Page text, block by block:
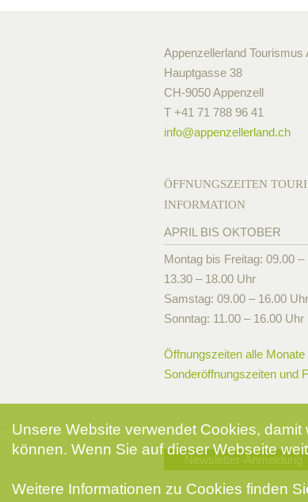
Appenzellerland Tourismus
Hauptgasse 38
CH-9050 Appenzell
T +41 71 788 96 41
info@appenzellerland.ch
ÖFFNUNGSZEITEN
INFORMATION
APRIL BIS OKTOBER
Montag bis Freitag: 09.00
13.30 – 18.00 Uhr
Samstag: 09.00 – 16.00 Uhr
Sonntag: 11.00 – 16.00 Uhr
Öffnungszeiten alle Monate
Sonderöffnungszeiten und
Newsletter-Anmeldung
Unsere Website verwendet Cookies,
können. Wenn Sie auf dieser Webseite
Weitere Informationen zu Cookies finden